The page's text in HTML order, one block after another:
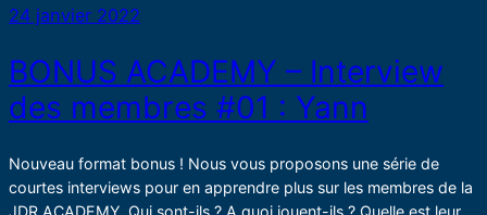
24 janvier 2022
BONUS ACADEMY – Interview
des membres #01 : Yann
Nouveau format bonus ! Nous vous proposons une série de
courtes interviews pour en apprendre plus sur les membres de la
JDR ACADEMY. Qui sont-ils ? A quoi jouent-ils ? Quelle est leur